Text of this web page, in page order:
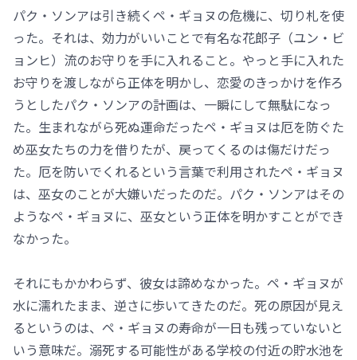
パク・ソンアは引き続くペ・ギョヌの危機に、切り札を使
った。それは、効力がいいことで有名な花郎子（ユン・ビ
ョンヒ）流のお守りを手に入れること。やっと手に入れた
お守りを渡しながら正体を明かし、恋愛のきっかけを作ろ
うとしたパク・ソンアの計画は、一瞬にして無駄になっ
た。生まれながら死ぬ運命だったペ・ギョヌは厄を防ぐた
め巫女たちの力を借りたが、戻ってくるのは傷だけだっ
た。厄を防いでくれるという言葉で利用されたペ・ギョヌ
は、巫女のことが大嫌いだったのだ。パク・ソンアはその
ようなペ・ギョヌに、巫女という正体を明かすことができ
なかった。
それにもかかわらず、彼女は諦めなかった。ペ・ギョヌが
水に濡れたまま、逆さに歩いてきたのだ。死の原因が見え
るというのは、ペ・ギョヌの寿命が一日も残っていないと
いう意味だ。溺死する可能性がある学校の付近の貯水池を